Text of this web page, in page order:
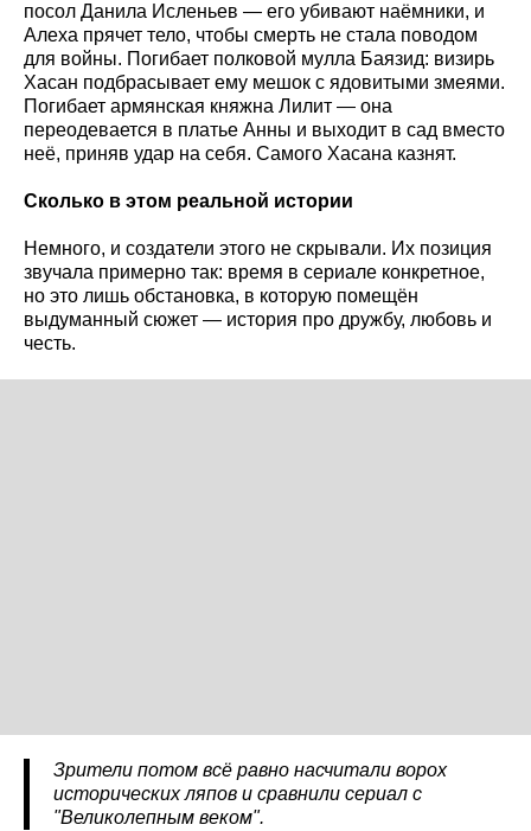
посол Данила Исленьев — его убивают наёмники, и
Алеха прячет тело, чтобы смерть не стала поводом
для войны. Погибает полковой мулла Баязид: визирь
Хасан подбрасывает ему мешок с ядовитыми змеями.
Погибает армянская княжна Лилит — она
переодевается в платье Анны и выходит в сад вместо
неё, приняв удар на себя. Самого Хасана казнят.
Сколько в этом реальной истории
Немного, и создатели этого не скрывали. Их позиция
звучала примерно так: время в сериале конкретное,
но это лишь обстановка, в которую помещён
выдуманный сюжет — история про дружбу, любовь и
честь.
Зрители потом всё равно насчитали ворох
исторических ляпов и сравнили сериал с
"Великолепным веком".